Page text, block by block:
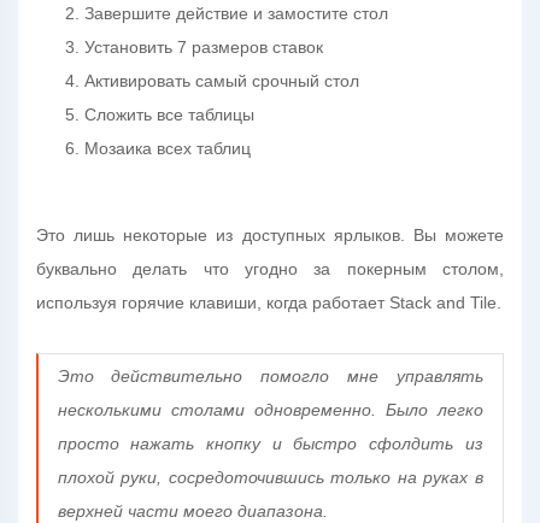
Завершите действие и замостите стол
Установить 7 размеров ставок
Активировать самый срочный стол
Сложить все таблицы
Мозаика всех таблиц
Это лишь некоторые из доступных ярлыков. Вы можете
буквально делать что угодно за покерным столом,
используя горячие клавиши, когда работает Stack and Tile.
Это действительно помогло мне управлять
несколькими столами одновременно. Было легко
просто нажать кнопку и быстро сфолдить из
плохой руки, сосредоточившись только на руках в
верхней части моего диапазона.